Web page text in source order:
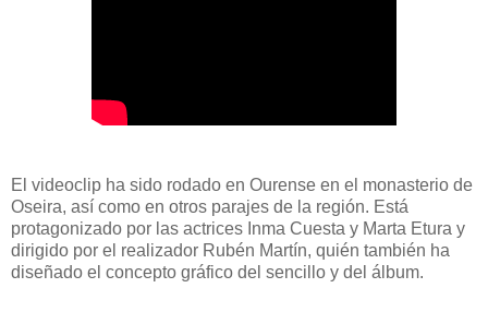
El videoclip ha sido rodado en Ourense en el monasterio de
Oseira, así como en otros parajes de la región. Está
protagonizado por las actrices Inma Cuesta y Marta Etura y
dirigido por el realizador Rubén Martín, quién también ha
diseñado el concepto gráfico del sencillo y del álbum.